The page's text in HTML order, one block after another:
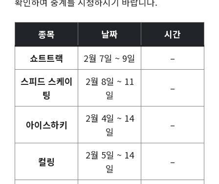
종목 날짜
시간
쇼트트랙
2월 7일 ~ 9일
–
스피드 스케이
팅
2월 8일 ~ 11
일
–
아이스하키
2월 4일 ~ 14
일
–
컬링
2월 5일 ~ 14
일
–